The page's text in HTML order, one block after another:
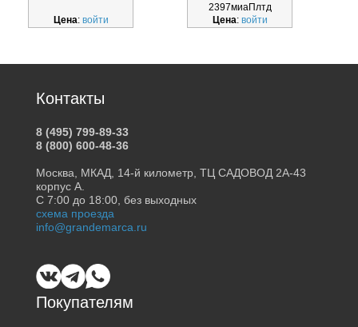
Цена: войти
2397миаПлтд
Цена: войти
Покупателям
Контакты
8 (495) 799-89-33
8 (800) 600-48-36
Москва, МКАД, 14-й километр, ТЦ САДОВОД 2А-43
корпус А.
С 7:00 до 18:00, без выходных
схема проезда
info@grandemarca.ru